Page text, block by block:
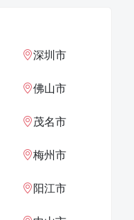
深圳市
佛山市
茂名市
梅州市
阳江市